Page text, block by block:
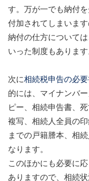
す。万が一でも納付
付加されてしまいま
納付の仕方について
いった制度もあります
次に相続税申告の必
的には、マイナンバ
ピー、相続申告書、
複写、相続人全員の
までの戸籍謄本、相
なります。
このほかにも必要に
ありますので、相続